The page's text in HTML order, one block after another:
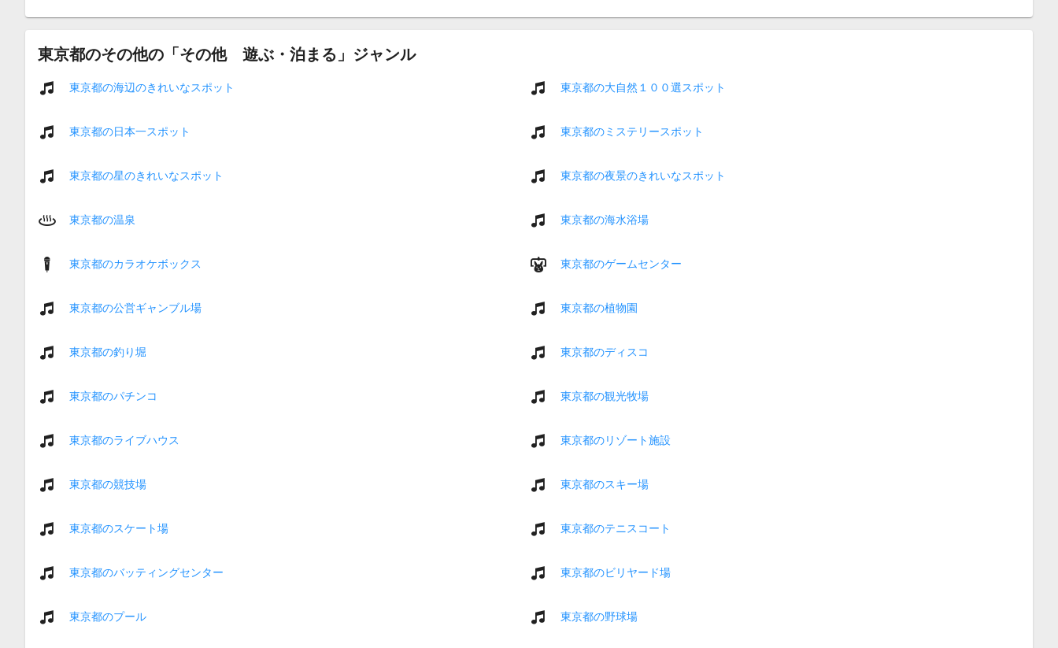
東京都のその他の「その他 遊ぶ・泊まる」ジャンル
東京都の海辺のきれいなスポット 東京都の大自然１００選スポット
東京都の日本一スポット 東京都のミステリースポット
東京都の星のきれいなスポット 東京都の夜景のきれいなスポット
東京都の温泉 東京都の海水浴場
東京都のカラオケボックス 東京都のゲームセンター
東京都の公営ギャンブル場 東京都の植物園
東京都の釣り堀 東京都のディスコ
東京都のパチンコ 東京都の観光牧場
東京都のライブハウス 東京都のリゾート施設
東京都の競技場 東京都のスキー場
東京都のスケート場 東京都のテニスコート
東京都のバッティングセンター 東京都のビリヤード場
東京都のプール 東京都の野球場